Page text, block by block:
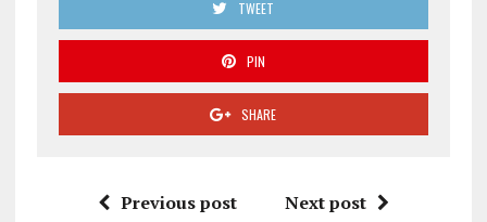
TWEET
PIN
SHARE
Previous post Next post